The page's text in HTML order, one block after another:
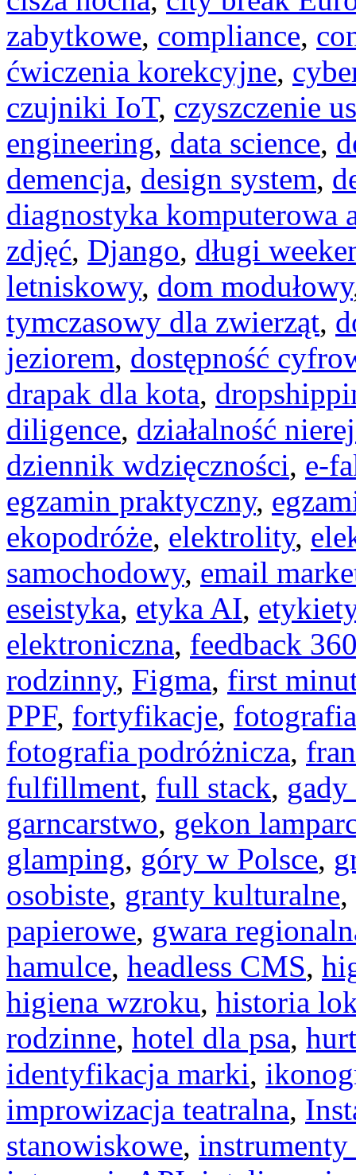
zabytkowe, compliance,
ćwiczenia korekcyjne,
czujniki IoT, czyszczenie
engineering, data science,
demencja, design system,
diagnostyka komputerowa
zdjęć, Django, długi
letniskowy, dom modułowy
tymczasowy dla zwierząt,
jeziorem, dostępność
drapak dla kota,
diligence, działalność
dziennik wdzięczności, e-
egzamin praktyczny,
ekopodróże, elektrolity,
samochodowy, email
eseistyka, etyka AI,
elektroniczna, feedback
rodzinny, Figma, first
PPF, fortyfikacje,
fotografia podróżnicza,
fulfillment, full stack,
garncarstwo, gekon
glamping, góry w Polsce,
osobiste, granty kulturalne,
papierowe, gwara
hamulce, headless CMS,
higiena wzroku, historia
rodzinne, hotel dla psa,
identyfikacja marki,
improwizacja teatralna,
stanowiskowe,